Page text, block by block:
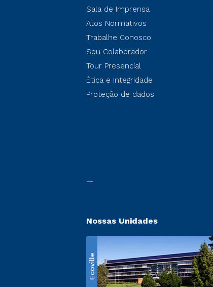
Sala de Imprensa
Atos Normativos
Trabalhe Conosco
Sou Colaborador
Tour Presencial
Ética e Integridade
Proteção de dados
Nossas Unidades
Ecoville